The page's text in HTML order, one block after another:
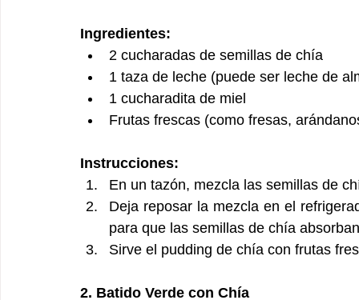
Ingredientes:
2 cucharadas de semillas de chía
1 taza de leche (puede ser leche de
1 cucharadita de miel
Frutas frescas (como fresas,
Instrucciones:
En un tazón, mezcla las semillas de
Deja reposar la mezcla en el
para que las semillas de chía
Sirve el pudding de chía con frutas
2. Batido Verde con Chía